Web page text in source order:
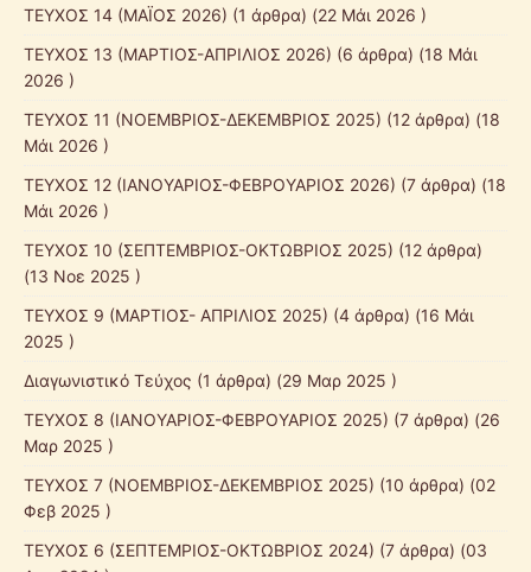
ΤΕΥΧΟΣ 14 (ΜΑΪΟΣ 2026) (1 άρθρα) (22 Μάι 2026 )
ΤΕΥΧΟΣ 13 (ΜΑΡΤΙΟΣ-ΑΠΡΙΛΙΟΣ 2026) (6 άρθρα) (18 Μάι
2026 )
ΤΕΥΧΟΣ 11 (ΝΟΕΜΒΡΙΟΣ-ΔΕΚΕΜΒΡΙΟΣ 2025) (12 άρθρα) (18
Μάι 2026 )
ΤΕΥΧΟΣ 12 (ΙΑΝΟΥΑΡΙΟΣ-ΦΕΒΡΟΥΑΡΙΟΣ 2026) (7 άρθρα) (18
Μάι 2026 )
ΤΕΥΧΟΣ 10 (ΣΕΠΤΕΜΒΡΙΟΣ-ΟΚΤΩΒΡΙΟΣ 2025) (12 άρθρα)
(13 Νοε 2025 )
ΤΕΥΧΟΣ 9 (ΜΑΡΤΙΟΣ- ΑΠΡΙΛΙΟΣ 2025) (4 άρθρα) (16 Μάι
2025 )
Διαγωνιστικό Τεύχος (1 άρθρα) (29 Μαρ 2025 )
ΤΕΥΧΟΣ 8 (ΙΑΝΟΥΑΡΙΟΣ-ΦΕΒΡΟΥΑΡΙΟΣ 2025) (7 άρθρα) (26
Μαρ 2025 )
ΤΕΥΧΟΣ 7 (ΝΟΕΜΒΡΙΟΣ-ΔΕΚΕΜΒΡΙΟΣ 2025) (10 άρθρα) (02
Φεβ 2025 )
ΤΕΥΧΟΣ 6 (ΣΕΠΤΕΜΡΙΟΣ-ΟΚΤΩΒΡΙΟΣ 2024) (7 άρθρα) (03